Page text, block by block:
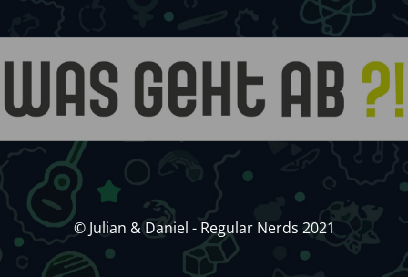
© Julian & Daniel - Regular Nerds 2021